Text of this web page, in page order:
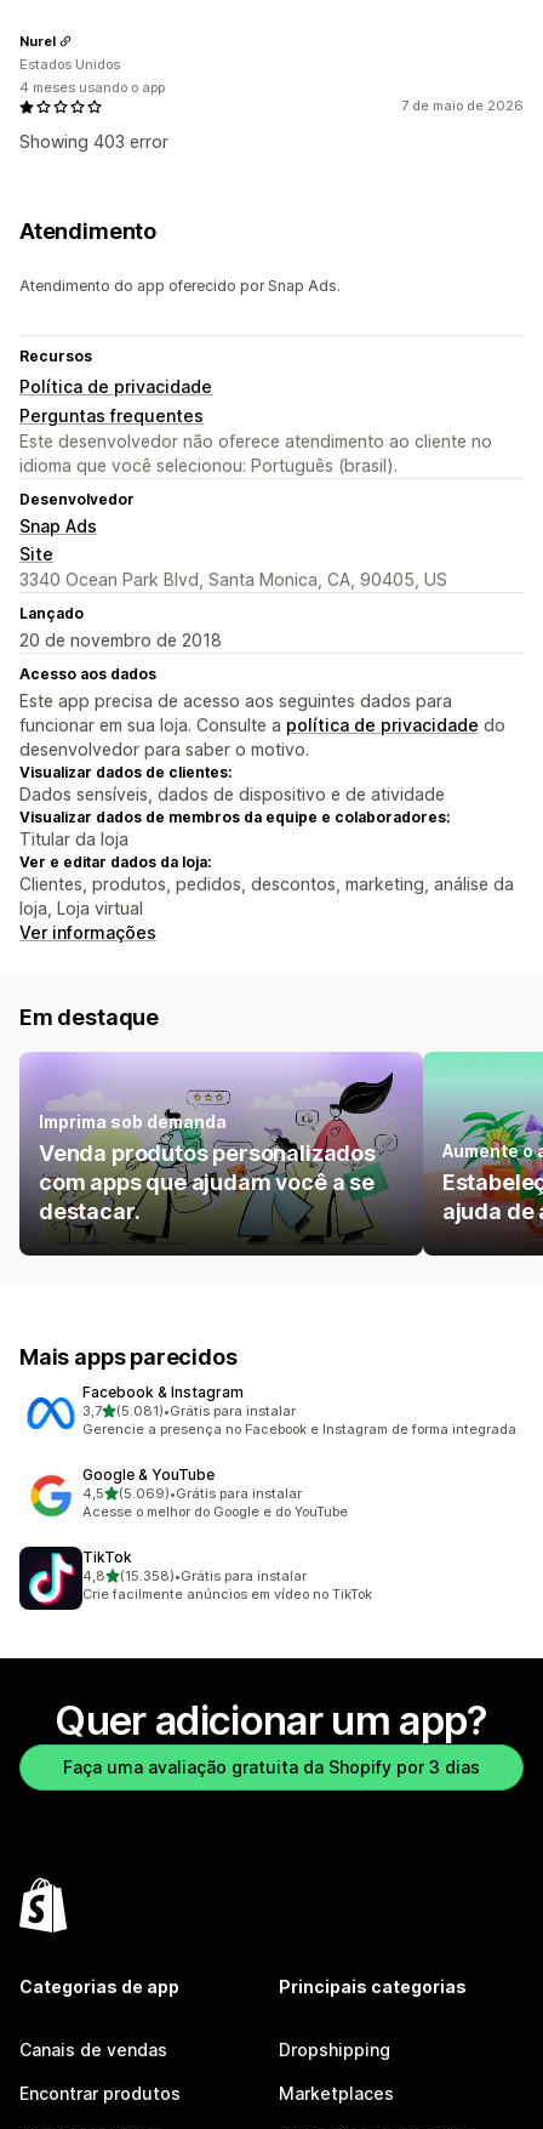
7 de maio de 2026
Showing 403 error
Nurel
Estados Unidos
4 meses usando o app
Atendimento
Atendimento do app oferecido por Snap Ads.
Recursos
Política de privacidade
Perguntas frequentes
Este desenvolvedor não oferece atendimento ao cliente no
idioma que você selecionou: Português (brasil).
Desenvolvedor
Snap Ads
Site
3340 Ocean Park Blvd, Santa Monica, CA, 90405, US
Lançado
20 de novembro de 2018
Acesso aos dados
Este app precisa de acesso aos seguintes dados para
funcionar em sua loja. Consulte a política de privacidade do
desenvolvedor para saber o motivo.
Visualizar dados de clientes:
Dados sensíveis, dados de dispositivo e de atividade
Visualizar dados de membros da equipe e colaboradores:
Titular da loja
Ver e editar dados da loja:
Clientes, produtos, pedidos, descontos, marketing, análise da
loja, Loja virtual
Ver informações
Em destaque
Imprima sob demanda
Venda produtos personalizados
com apps que ajudam você a se
destacar.
Aumente o
ajuda de
Mais apps parecidos
Facebook & Instagram
3,7de 5 estrelas
(5.081)
5081 avaliações ao todo
•Grátis para instalar
Gerencie a presença no Facebook e Instagram de forma integrada
Google & YouTube
4,5de 5 estrelas
(5.069)
5069 avaliações ao todo
•Grátis para instalar
Acesse o melhor do Google e do YouTube
TikTok
4,8de 5 estrelas
(15.358)
15358 avaliações ao todo
•Grátis para instalar
Crie facilmente anúncios em vídeo no TikTok
Quer adicionar um app?
Faça uma avaliação gratuita da Shopify por 3 dias
Categorias de app
Canais de vendas
Encontrar produtos
Principais categorias
Dropshipping
Marketplaces